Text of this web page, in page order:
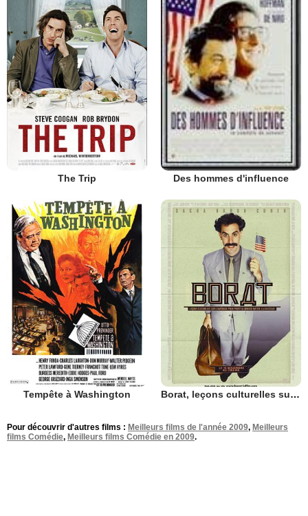
The Trip Des hommes d'influence
Tempête à Washington Borat, leçons culturelles sur l'Amérique au profit glorieuse nation Kazakhstan
Pour découvrir d'autres films : Meilleurs films de l'année 2009, Meilleurs
films Comédie, Meilleurs films Comédie en 2009.